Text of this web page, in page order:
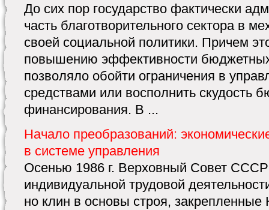
До сих пор государство фактически
часть благотворительного сектора в
своей социальной политики. Причем
повышению эффективности
позволяло обойти ограничения в
средствами или восполнить скудость
финансирования. В ...
Начало преобразований:
в системе управления
Осенью 1986 г. Верховный Совет
индивидуальной трудовой
но клин в основы строя,